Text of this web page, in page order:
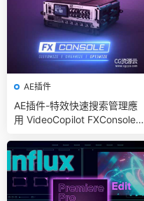
AE插件
AE插件-特效快速搜索管理應
用 VideoCopilot FXConsole V